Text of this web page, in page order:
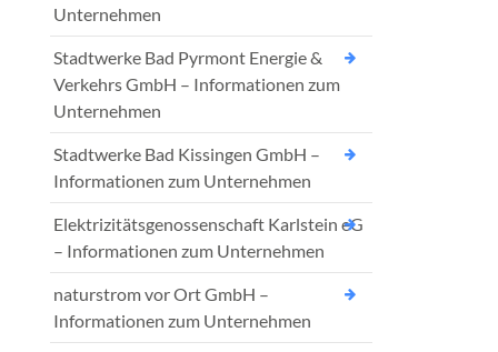
Unternehmen
Stadtwerke Bad Pyrmont Energie &
Verkehrs GmbH – Informationen zum
Unternehmen
Stadtwerke Bad Kissingen GmbH –
Informationen zum Unternehmen
Elektrizitätsgenossenschaft Karlstein eG
– Informationen zum Unternehmen
naturstrom vor Ort GmbH –
Informationen zum Unternehmen